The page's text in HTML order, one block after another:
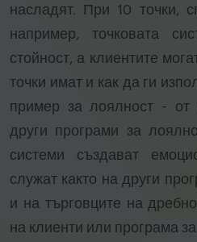
насладят. При 10 точки,
например, точковата
стойност, а клиентите
точки имат и как да ги
пример за лоялност - от
други програми за
системи създават
служат както на други
и на търговците на
на клиенти или програма